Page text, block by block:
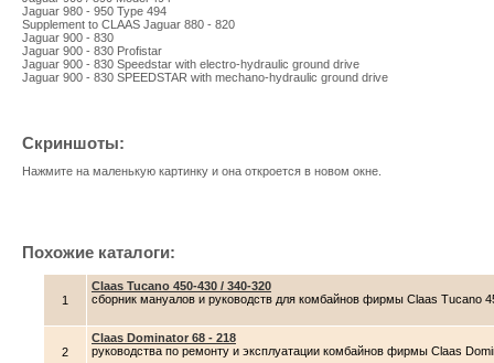
Jaguar 980 - 950 Type 494
Supplement to CLAAS Jaguar 880 - 820
Jaguar 900 - 830
Jaguar 900 - 830 Profistar
Jaguar 900 - 830 Speedstar with electro-hydraulic ground drive
Jaguar 900 - 830 SPEEDSTAR with mechano-hydraulic ground drive
Скриншоты:
Нажмите на маленькую картинку и она откроется в новом окне.
Похожие каталоги:
1
Claas Tucano 450-430 / 340-320
сборник мануалов и руководств для комбайнов фирмы Claas Tucano
2
Claas Dominator 68 - 218
руководства по ремонту и эксплуатации комбайнов фирмы Claas